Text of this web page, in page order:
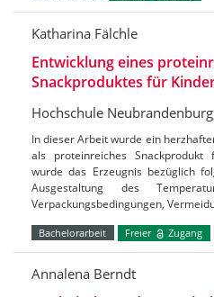
Katharina Fälchle
Entwicklung eines
Snackproduktes für
Hochschule
In dieser Arbeit wurde ein
als proteinreiches Snackprodukt
wurde das Erzeugnis bezüglich
Ausgestaltung des
Verpackungsbedingungen,
Bachelorarbeit Freier Zugang
Annalena Berndt